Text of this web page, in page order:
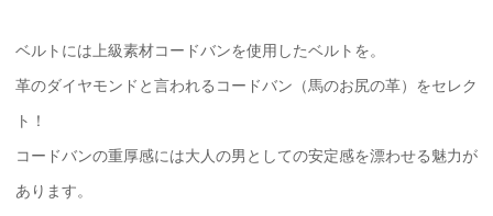
ベルトには上級素材コードバンを使用したベルトを。
革のダイヤモンドと言われるコードバン（馬のお尻の革）をセレク
ト！
コードバンの重厚感には大人の男としての安定感を漂わせる魅力が
あります。